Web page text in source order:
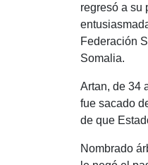
regresó a su
Federación
Somalia.
Artan, de 34
fue sacado
de que
Nombrado